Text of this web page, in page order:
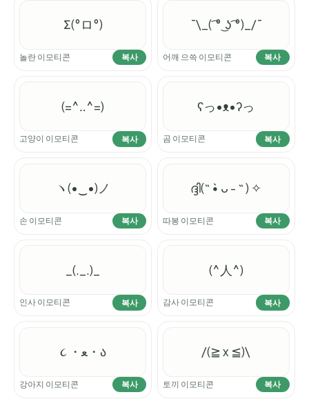
Σ(°ロ°)
놀란 이모티콘 복사
¯\_( ͡° ͜ʖ ͡°)_/¯
어깨 으쓱 이모티콘 복사
(=^‥^=)
고양이 이모티콘 복사
ʕっ•ᴥ•ʔっ
곰 이모티콘 복사
ヽ(•‿•)ノ
손 이모티콘 복사
ദ്ദി(˵ •̀ ᴗ - ˵ ) ✧
따봉 이모티콘 복사
_(._.)_
인사 이모티콘 복사
(^人^)
감사 이모티콘 복사
૮ ・ﻌ・ა
강아지 이모티콘 복사
/(≧ x ≦)\
토끼 이모티콘 복사